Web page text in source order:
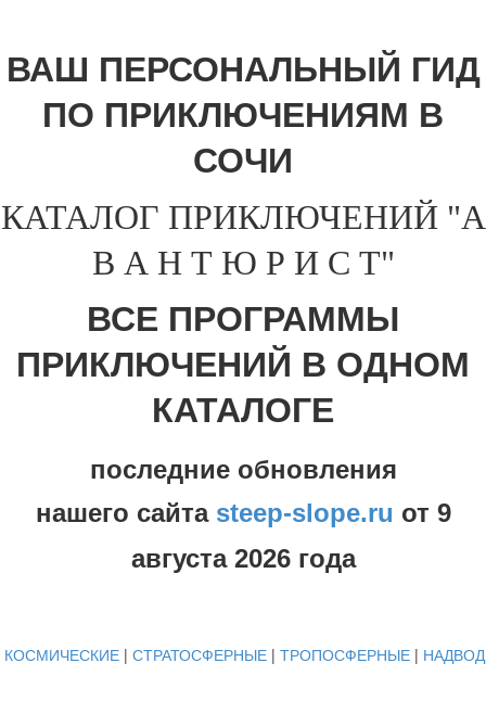
ВАШ ПЕРСОНАЛЬНЫЙ ГИД
ПО ПРИКЛЮЧЕНИЯМ В
СОЧИ
КАТАЛОГ ПРИКЛЮЧЕНИЙ "А
В А Н Т Ю Р И С Т"
ВСЕ ПРОГРАММЫ
ПРИКЛЮЧЕНИЙ В ОДНОМ
КАТАЛОГЕ
последние обновления
нашего сайта steep-slope.ru от 9
августа 2026 года
КОСМИЧЕСКИЕ | СТРАТОСФЕРНЫЕ | ТРОПОСФЕРНЫЕ |